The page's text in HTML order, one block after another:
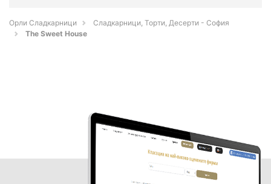
Орли Сладкарници
Сладкарници, Торти, Десерти - София
The Sweet House